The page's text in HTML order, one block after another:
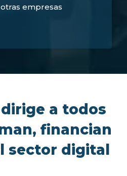
empresas
a todos
financian
sector digital